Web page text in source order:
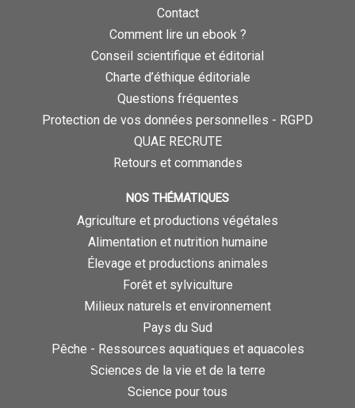
Contact
Comment lire un ebook ?
Conseil scientifique et éditorial
Charte d’éthique éditoriale
Questions fréquentes
Protection de vos données personnelles - RGPD
QUAE RECRUTE
Retours et commandes
NOS THÉMATIQUES
Agriculture et productions végétales
Alimentation et nutrition humaine
Élevage et productions animales
Forêt et sylviculture
Milieux naturels et environnement
Pays du Sud
Pêche - Ressources aquatiques et aquacoles
Sciences de la vie et de la terre
Science pour tous